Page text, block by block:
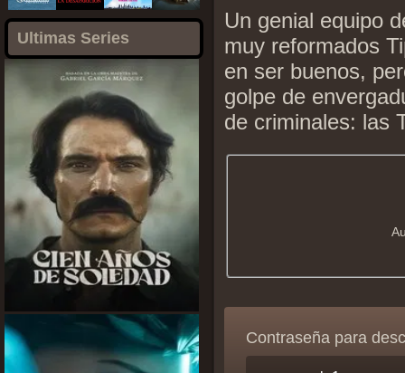
Ultimas Series
Un genial equipo
muy reformados
en ser buenos,
golpe de
de criminales: las
Contraseña para